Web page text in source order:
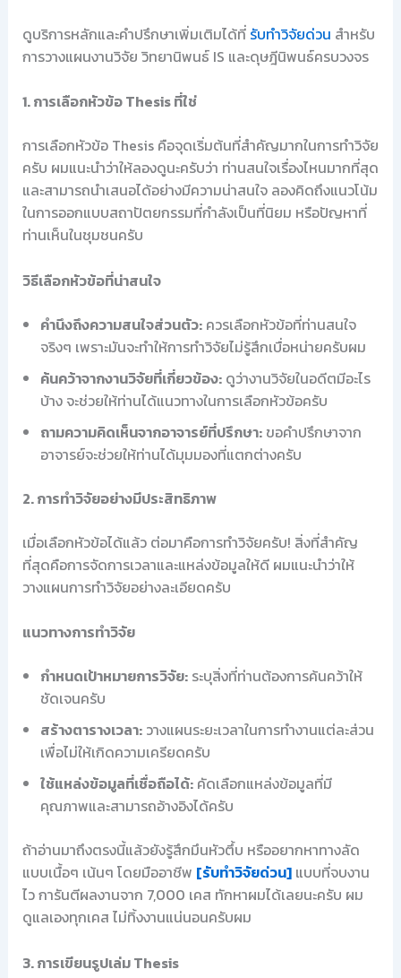
ดูบริการหลักและคำปรึกษาเพิ่มเติมได้ที่ รับทำวิจัยด่วน สำหรับ
การวางแผนงานวิจัย วิทยานิพนธ์ IS และดุษฎีนิพนธ์ครบวงจร
1. การเลือกหัวข้อ Thesis ที่ใช่
การเลือกหัวข้อ Thesis คือจุดเริ่มต้นที่สำคัญมากในการทำวิจัย
ครับ ผมแนะนำว่าให้ลองดูนะครับว่า ท่านสนใจเรื่องไหนมากที่สุด
และสามารถนำเสนอได้อย่างมีความน่าสนใจ ลองคิดถึงแนวโน้ม
ในการออกแบบสถาปัตยกรรมที่กำลังเป็นที่นิยม หรือปัญหาที่
ท่านเห็นในชุมชนครับ
วิธีเลือกหัวข้อที่น่าสนใจ
คำนึงถึงความสนใจส่วนตัว:ควรเลือกหัวข้อที่ท่านสนใจ
จริงๆ เพราะมันจะทำให้การทำวิจัยไม่รู้สึกเบื่อหน่ายครับผม
ค้นคว้าจากงานวิจัยที่เกี่ยวข้อง:ดูว่างานวิจัยในอดีตมีอะไร
บ้าง จะช่วยให้ท่านได้แนวทางในการเลือกหัวข้อครับ
ถามความคิดเห็นจากอาจารย์ที่ปรึกษา:ขอคำปรึกษาจาก
อาจารย์จะช่วยให้ท่านได้มุมมองที่แตกต่างครับ
2. การทำวิจัยอย่างมีประสิทธิภาพ
เมื่อเลือกหัวข้อได้แล้ว ต่อมาคือการทำวิจัยครับ! สิ่งที่สำคัญ
ที่สุดคือการจัดการเวลาและแหล่งข้อมูลให้ดี ผมแนะนำว่าให้
วางแผนการทำวิจัยอย่างละเอียดครับ
แนวทางการทำวิจัย
กำหนดเป้าหมายการวิจัย:ระบุสิ่งที่ท่านต้องการค้นคว้าให้
ชัดเจนครับ
สร้างตารางเวลา:วางแผนระยะเวลาในการทำงานแต่ละส่วน
เพื่อไม่ให้เกิดความเครียดครับ
ใช้แหล่งข้อมูลที่เชื่อถือได้:คัดเลือกแหล่งข้อมูลที่มี
คุณภาพและสามารถอ้างอิงได้ครับ
ถ้าอ่านมาถึงตรงนี้แล้วยังรู้สึกมึนหัวตึ้บ หรืออยากหาทางลัด
แบบเนื้อๆ เน้นๆ โดยมืออาชีพ [รับทำวิจัยด่วน]แบบที่จบงาน
ไว การันตีผลงานจาก 7,000 เคส ทักหาผมได้เลยนะครับ ผม
ดูแลเองทุกเคส ไม่ทิ้งงานแน่นอนครับผม
3. การเขียนรูปเล่ม Thesis